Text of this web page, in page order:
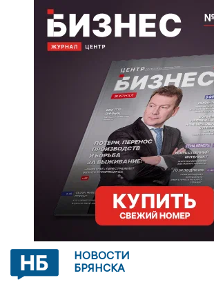
НОВОСТИ
БРЯНСКА